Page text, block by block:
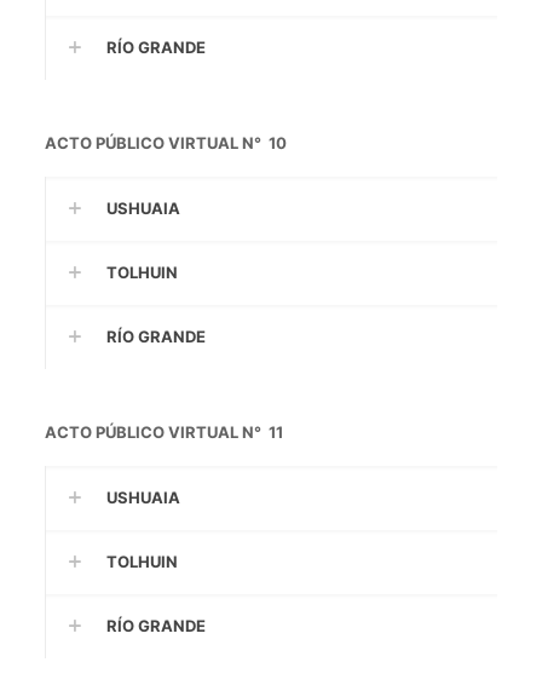
RÍO GRANDE
ACTO PÚBLICO VIRTUAL N° 10
USHUAIA
TOLHUIN
RÍO GRANDE
ACTO PÚBLICO VIRTUAL N° 11
USHUAIA
TOLHUIN
RÍO GRANDE